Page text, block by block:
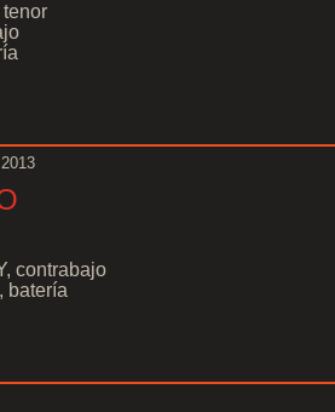
tenor
contrabajo
batería